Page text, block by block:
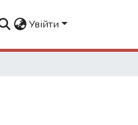
Увійти